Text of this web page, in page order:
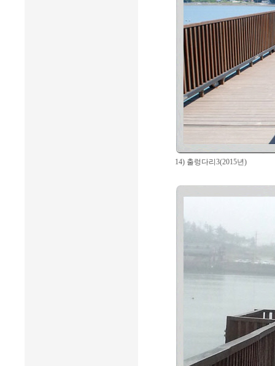
14) 출렁다리3(2015년)